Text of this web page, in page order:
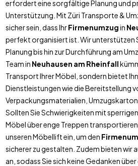
erfordert eine sorgfältige Planung und
Unterstützung. Mit Züri Transporte &
sicher sein, dass IhrFirmenumzugin
perfekt organisiert ist. Wir unterstützen
Planung bis hin zur Durchführung am
Team in Neuhausen am Rheinfall
Transport Ihrer Möbel, sondern bietet
Dienstleistungen wie die Bereitstellung
Verpackungsmaterialien,
Sollten Sie Schwierigkeiten mit
Möbel über enge Treppen
unseren Möbellift ein, um den
sicherer zu gestalten. Zudem bieten wir
an, sodass Sie sich keine Gedanken